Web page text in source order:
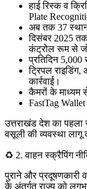
हाई रिस्क व
Plate
अब तक 37
दिसंबर 2025
कंट्रोल रूम से
प्रतिदिन 5,000
ट्रिपल
कार्रवाई।
कैमरों के माध्यम
FastTag
उत्तराखंड देश का पहला
वसूली की व्यवस्था लागू
♻️ 2. वाहन स्क्रैपिंग
पुराने और प्रदूषणकारी
के अंतर्गत राज्य को